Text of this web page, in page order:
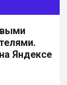
Яндексе